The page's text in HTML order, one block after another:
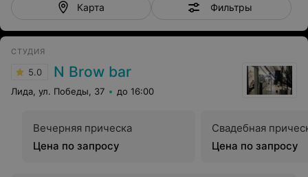
Карта Фильтры
СТУДИЯ
5.0 N Brow bar
Лида, ул. Победы, 37 до 16:00
Вечерняя прическа
Цена по запросу
Свадебная
Цена по запросу